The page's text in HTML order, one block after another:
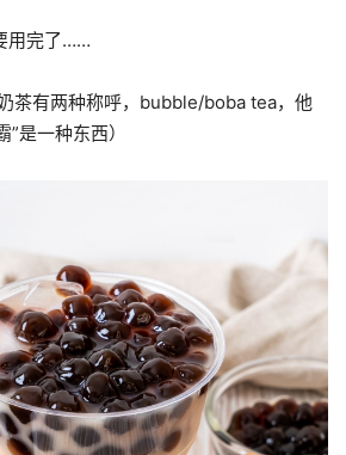
用完了……
茶有两种称呼，bubble/boba tea，他
”是一种东西）